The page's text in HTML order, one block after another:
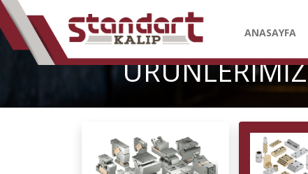
ANASAYFA
ÜRÜNLERİMİZ